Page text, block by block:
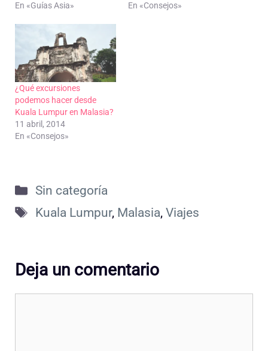
En «Guías Asia»
En «Consejos»
¿Qué excursiones
podemos hacer desde
Kuala Lumpur en Malasia?
11 abril, 2014
En «Consejos»
Categorías
Sin categoría
Etiquetas
Kuala Lumpur, Malasia, Viajes
Deja un comentario